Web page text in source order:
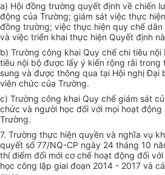
a) Hội đồng trường quyết định về chiến
động của Trường; giám sát việc thực
đồng trường; việc thực hiện quy chế
và việc triển khai thực hiện Quyết định
b) Trường công khai Quy chế chi tiêu
tiêu nội bộ được lấy ý kiến rộng rãi trong
sung và được thông qua tại Hội nghị Đại
viên chức của Trường.
c) Trường công khai Quy chế giám sát
chức và người học đối với mọi hoạt động
Trường.
7. Trường thực hiện quyền và nghĩa vụ
quyết số 77/NQ-CP ngày 24 tháng 10
thí điểm đổi mới cơ chế hoạt động đối
học công lập giai đoạn 2014 - 2017 và